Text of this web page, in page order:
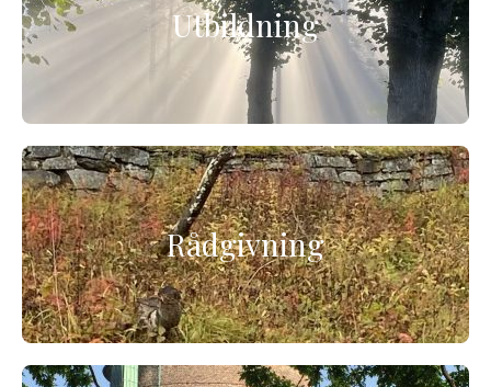
Utbildning
Rådgivning